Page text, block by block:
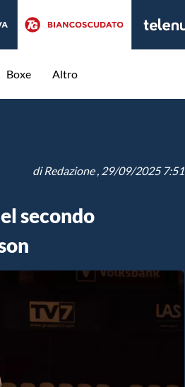
Boxe Altro
diRedazione, 29/09/2025 7:51
secondo